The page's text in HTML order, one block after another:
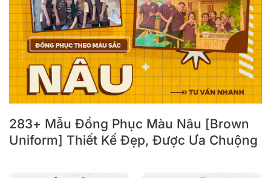
283+ Mẫu Đồng Phục Màu Nâu [Brown
Uniform] Thiết Kế Đẹp, Được Ưa Chuộng